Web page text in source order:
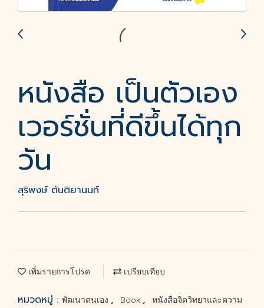
หนังสือ เป็นตัวเอง
เวอร์ชั่นที่ดีขึ้นได้ทุก
วัน
สุริพงษ์ ตันติยานนท์
เพิ่มรายการโปรด เปรียบเทียบ
หมวดหมู่ : พัฒนาตนเอง , Book ,
หนังสือจิตวิทยาและความ